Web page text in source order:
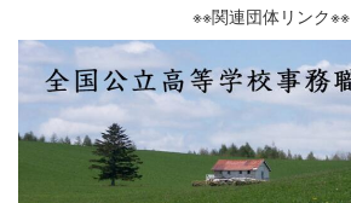
※※関連団体リンク※※